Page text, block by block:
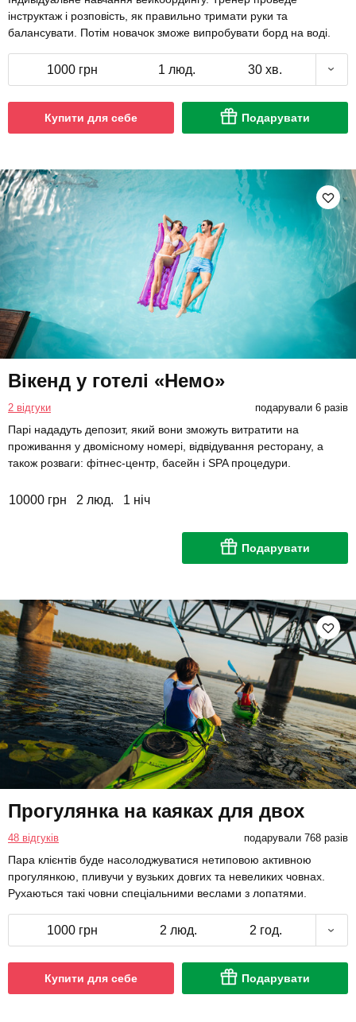
інструктаж і розповість, як правильно тримати руки та
балансувати. Потім новачок зможе випробувати борд на воді.
1000 грн 1 люд. 30 хв.
Купити для себе Подарувати
Вікенд у готелі «Немо»
2 відгуки подарували 6 разів
Парі нададуть депозит, який вони зможуть витратити на
проживання у двомісному номері, відвідування ресторану, а
також розваги: ​​фітнес-центр, басейн і SPA процедури.
10000 грн 2 люд. 1 ніч
Подарувати
Прогулянка на каяках для двох
48 відгуків подарували 768 разів
Пара клієнтів буде насолоджуватися нетиповою активною
прогулянкою, пливучи у вузьких довгих та невеликих човнах.
Рухаються такі човни спеціальними веслами з лопатями.
1000 грн 2 люд. 2 год.
Купити для себе Подарувати